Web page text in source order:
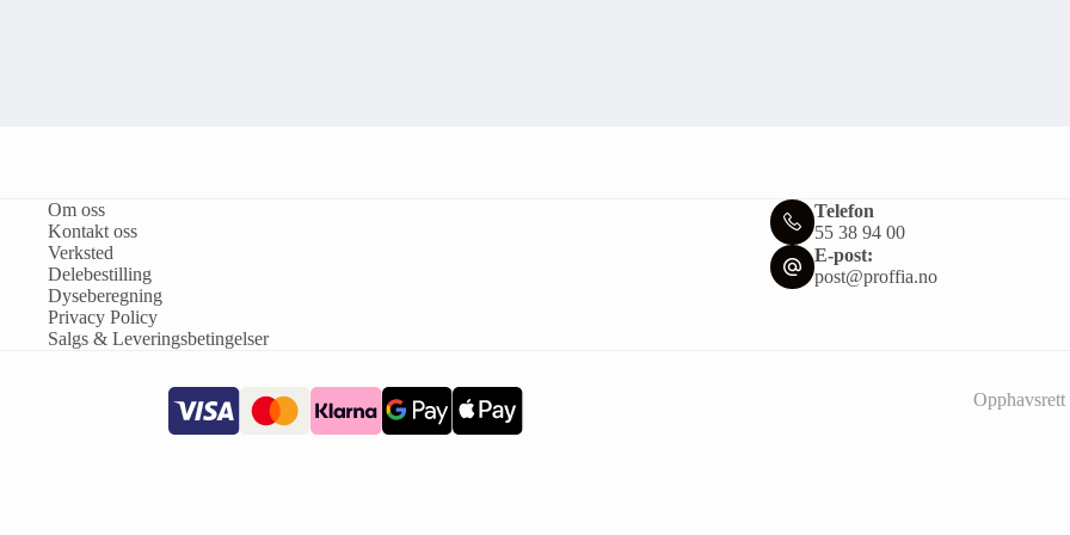
Om oss
Kontakt oss
Verksted
Delebestilling
Dyseberegning
Privacy Policy
Salgs & Leveringsbetingelser
Telefon
55 38 94 00
E-post:
post@proffia.no